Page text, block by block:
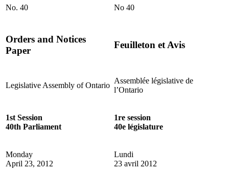
No. 40 No 40
Orders and Notices
Paper
Feuilleton et Avis
Legislative Assembly of Ontario
Assemblée législative de
l’Ontario
1st Session
40th Parliament
1re session
40e législature
Monday
April 23, 2012
Lundi
23 avril 2012